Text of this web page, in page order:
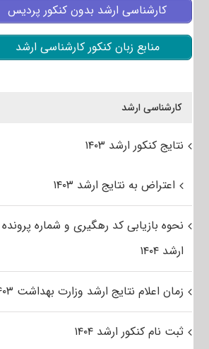
کارشناسی ارشد بدون کنکور پردیس
منابع زبان کنکور کارشناسی ارشد
کارشناسی ارشد
نتایج کنکور ارشد ۱۴۰۳
اعتراض به نتایج ارشد ۱۴۰۳
نحوه بازیابی کد رهگیری و شماره پرونده
ارشد ۱۴۰۴
زمان اعلام نتایج ارشد وزارت بهداشت ۱۴۰۳
ثبت نام کنکور ارشد ۱۴۰۴